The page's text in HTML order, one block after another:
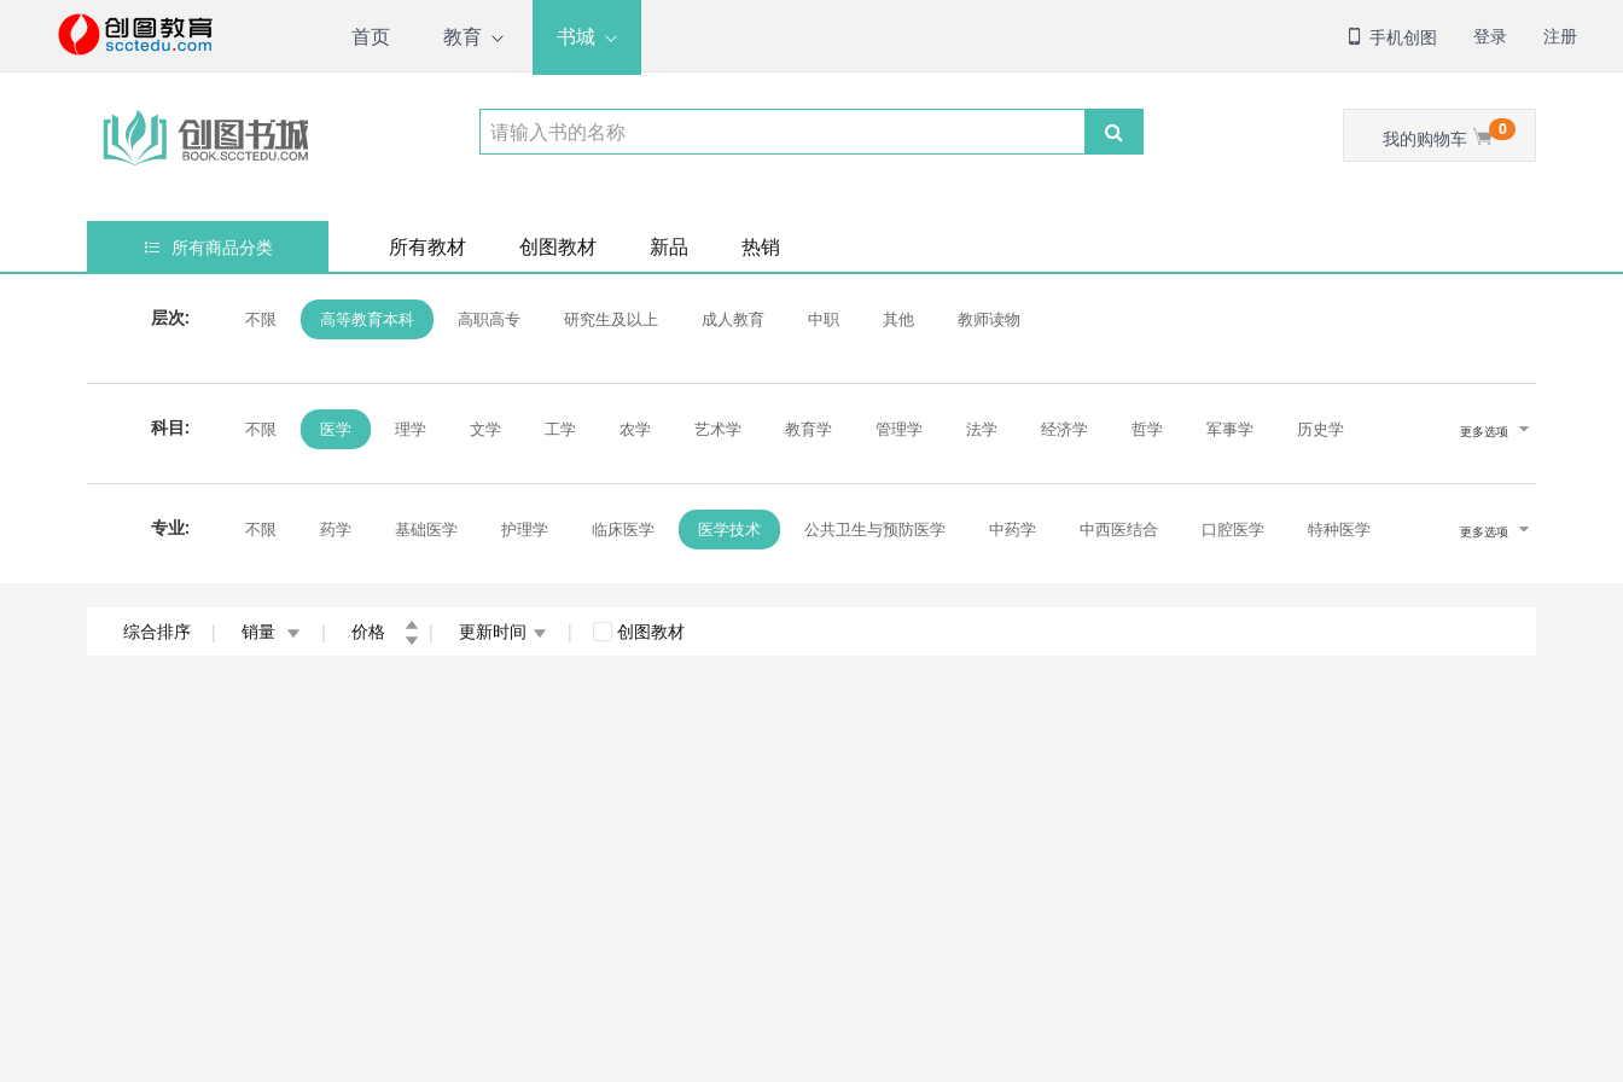
首页 教育 书城 手机创图 登录 注册
我的购物车 0
所有商品分类 所有教材 创图教材 新品 热销
层次: 不限 高等教育本科 高职高专 研究生及以上 成人教育 中职 其他 教师读物
科目: 不限 医学 理学 文学 工学 农学 艺术学 教育学 管理学 法学 经济学 哲学 军事学 历史学 更多选项
专业: 不限 药学 基础医学 护理学 临床医学 医学技术 公共卫生与预防医学 中药学 中西医结合 口腔医学 特种医学 更多选项
综合排序 | 销量 | 价格 | 更新时间 | 创图教材